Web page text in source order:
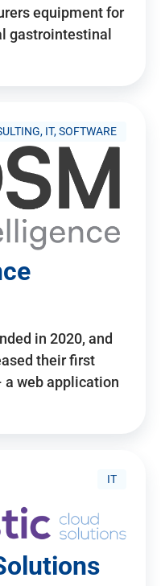
equipment for
gastrointestinal
IT, SOFTWARE
in 2020, and
their first
a web application
IT